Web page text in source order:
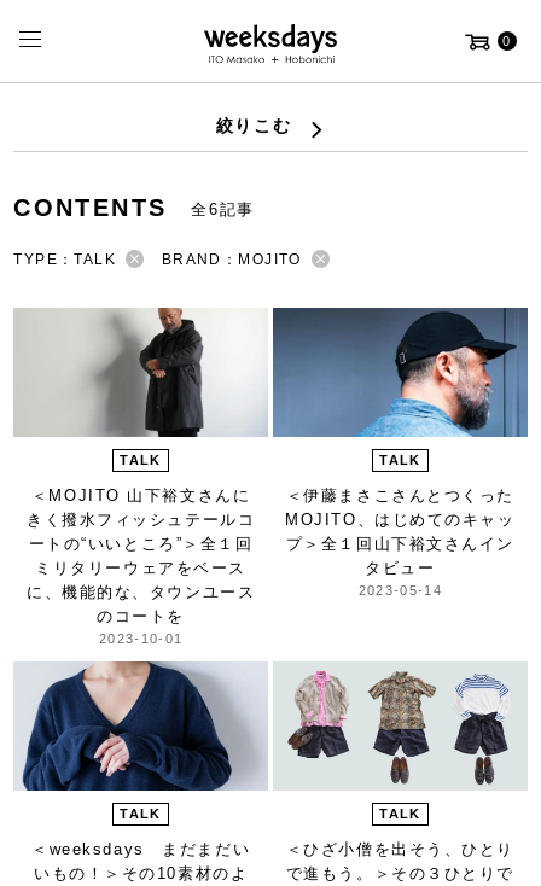
0
絞りこむ
CONTENTS 全6記事
TYPE：TALK BRAND：MOJITO
TALK
＜MOJITO 山下裕文さんに
きく撥水フィッシュテールコ
ートの“いいところ”＞ 全１回
ミリタリーウェアをベース
に、機能的な、タウンユース
のコートを
2023-10-01
TALK
＜伊藤まさこさんとつくった
MOJITO、はじめてのキャッ
プ＞ 全１回山下裕文さんイン
タビュー
2023-05-14
TALK
＜weeksdays まだまだい
いもの！＞ その10素材のよ
TALK
＜ひざ小僧を出そう、ひとり
で進もう。＞ その３ひとりで